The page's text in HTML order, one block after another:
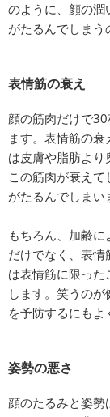
のように、顔の潤
がたるんでしまう
表情筋の衰え
顔の筋肉だけで
ます。表情筋の
は皮膚や脂肪より
この筋肉が衰え
がたるんでしまい
もちろん、加齢
だけでなく、表
は表情筋に限った
します。笑うの
を予防するにもよ
姿勢の悪さ
顔のたるみと姿